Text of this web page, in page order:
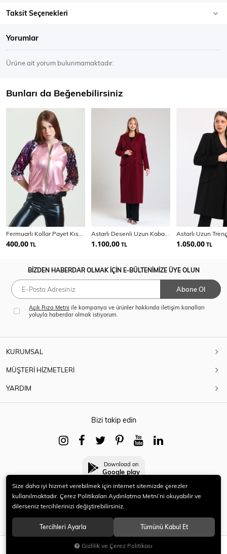
SEPETE EKLE
Taksit Seçenekleri
Yorumlar
Ürüne ait yorum bulunmamaktadır.
Bunları da Beğenebilirsiniz
400,00 TL 1.100,00 TL 1.050,00 TL
BİZDEN HABERDAR OLMAK İÇİN E-BÜLTENİMİZE ÜYE OLUN
Abone Ol
Açık Rıza Metni ile kampanya ve ürünler hakkında iletişim kanalları
yoluyla haberdar olmak istiyorum.
KURUMSAL
MÜŞTERİ HİZMETLERİ
YARDIM
Bizi takip edin
Download on
Google play
© 2021 HERYENİ. Tüm hakları saklıdır.
Size daha iyi hizmet verebilmek için internet sitemizde çerezler
kullanılmaktadır. Çerez Politikaları Aydınlatma Metni’ni okuyabilir ve
dilerseniz tercihlerinizi değiştirebilirsiniz.
Tercihleri Ayarla Tümünü Kabul Et
Gizlilik ve Çerez Politikası